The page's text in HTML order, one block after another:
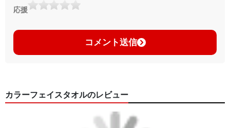
応援
コメント送信
カラーフェイスタオルのレビュー